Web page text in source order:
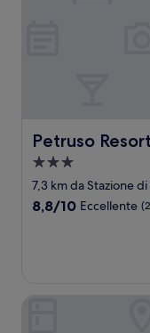
Petruso Resort
Petruso Resort
Struttura
a
3.0
7,3 km da Stazione
8.8
8,8/10 Eccellente